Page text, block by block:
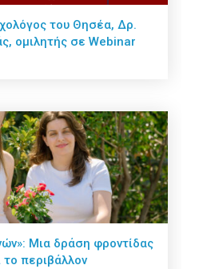
του Θησέα, Δρ.
ομιλητής σε Webinar
Μια δράση φροντίδας
περιβάλλον